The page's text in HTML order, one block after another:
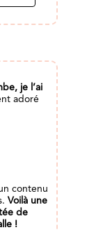
je l’ai
adoré
contenu
Voilà une
de
!